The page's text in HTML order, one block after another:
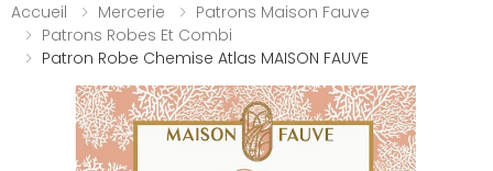
Accueil
Mercerie
Patrons Maison Fauve
Patrons Robes Et Combi
Patron Robe Chemise Atlas MAISON FAUVE